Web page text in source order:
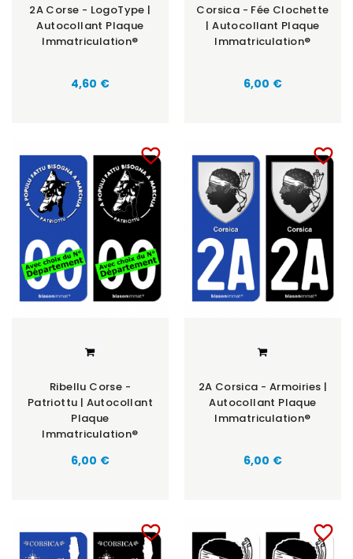
2A Corse - LogoType |
Autocollant Plaque
Immatriculation®
4,60 €
Corsica - Fée Clochette
| Autocollant Plaque
Immatriculation®
6,00 €
favorite_border
Ribellu Corse -
Patriottu | Autocollant
Plaque
Immatriculation®
6,00 €
favorite_border
2A Corsica - Armoiries |
Autocollant Plaque
Immatriculation®
6,00 €
favorite_border favorite_border